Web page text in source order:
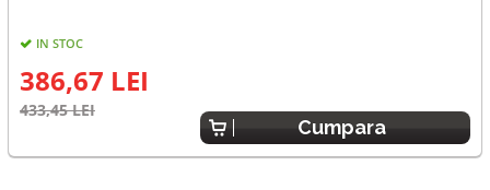
IN STOC
386,67 LEI
433,45 LEI
Cumpara